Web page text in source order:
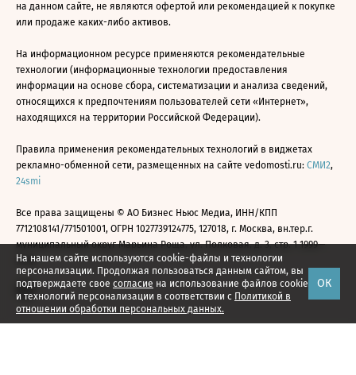
На нашем сайте используются cookie-файлы и технологии
персонализации. Продолжая пользоваться данным сайтом, вы
подтверждаете свое согласие на использование файлов cookie
и технологий персонализации в соответствии с Политикой в
отношении обработки персональных данных.
ОК
на данном сайте, не являются офертой или рекомендацией к покупке
или продаже каких-либо активов.
На информационном ресурсе применяются рекомендательные
технологии (информационные технологии предоставления
информации на основе сбора, систематизации и анализа сведений,
относящихся к предпочтениям пользователей сети «Интернет»,
находящихся на территории Российской Федерации).
Правила применения рекомендательных технологий в виджетах
рекламно-обменной сети, размещенных на сайте vedomosti.ru: СМИ2,
24smi
Все права защищены © АО Бизнес Ньюс Медиа, ИНН/КПП
7712108141/771501001, ОГРН 1027739124775, 127018, г. Москва, вн.тер.г.
муниципальный округ Марьина Роща, ул. Полковая, д. 3, стр. 1 1999—
2026